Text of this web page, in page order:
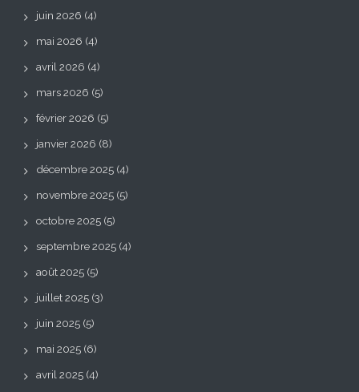
juin 2026 (4)
mai 2026 (4)
avril 2026 (4)
mars 2026 (5)
février 2026 (5)
janvier 2026 (8)
décembre 2025 (4)
novembre 2025 (5)
octobre 2025 (5)
septembre 2025 (4)
août 2025 (5)
juillet 2025 (3)
juin 2025 (5)
mai 2025 (6)
avril 2025 (4)